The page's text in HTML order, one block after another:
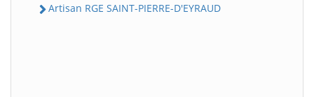
Artisan RGE SAINT-PIERRE-D'EYRAUD